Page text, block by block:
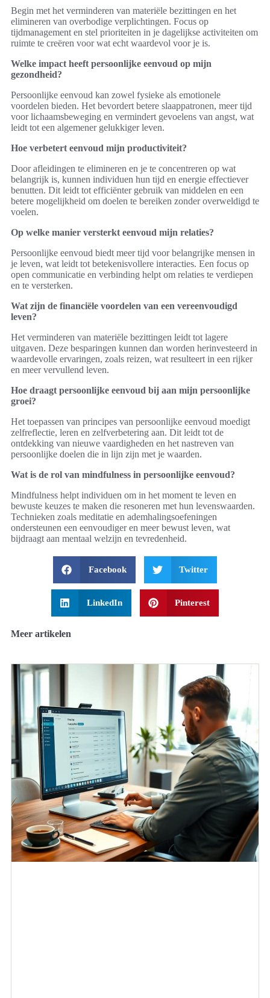
Begin met het verminderen van materiële bezittingen en het
elimineren van overbodige verplichtingen. Focus op
tijdmanagement en stel prioriteiten in je dagelijkse activiteiten om
ruimte te creëren voor wat echt waardevol voor je is.
Welke impact heeft persoonlijke eenvoud op mijn
gezondheid?
Persoonlijke eenvoud kan zowel fysieke als emotionele
voordelen bieden. Het bevordert betere slaappatronen, meer tijd
voor lichaamsbeweging en vermindert gevoelens van angst, wat
leidt tot een algemener gelukkiger leven.
Hoe verbetert eenvoud mijn productiviteit?
Door afleidingen te elimineren en je te concentreren op wat
belangrijk is, kunnen individuen hun tijd en energie effectiever
benutten. Dit leidt tot efficiënter gebruik van middelen en een
betere mogelijkheid om doelen te bereiken zonder overweldigd te
voelen.
Op welke manier versterkt eenvoud mijn relaties?
Persoonlijke eenvoud biedt meer tijd voor belangrijke mensen in
je leven, wat leidt tot betekenisvollere interacties. Een focus op
open communicatie en verbinding helpt om relaties te verdiepen
en te versterken.
Wat zijn de financiële voordelen van een vereenvoudigd
leven?
Het verminderen van materiële bezittingen leidt tot lagere
uitgaven. Deze besparingen kunnen dan worden herinvesteerd in
waardevolle ervaringen, zoals reizen, wat resulteert in een rijker
en meer vervullend leven.
Hoe draagt persoonlijke eenvoud bij aan mijn persoonlijke
groei?
Het toepassen van principes van persoonlijke eenvoud moedigt
zelfreflectie, leren en zelfverbetering aan. Dit leidt tot de
ontdekking van nieuwe vaardigheden en het nastreven van
persoonlijke doelen die in lijn zijn met je waarden.
Wat is de rol van mindfulness in persoonlijke eenvoud?
Mindfulness helpt individuen om in het moment te leven en
bewuste keuzes te maken die resoneren met hun levenswaarden.
Technieken zoals meditatie en ademhalingsoefeningen
ondersteunen een eenvoudiger en meer bewust leven, wat
bijdraagt aan mentaal welzijn en tevredenheid.
Facebook Twitter
LinkedIn Pinterest
Meer artikelen